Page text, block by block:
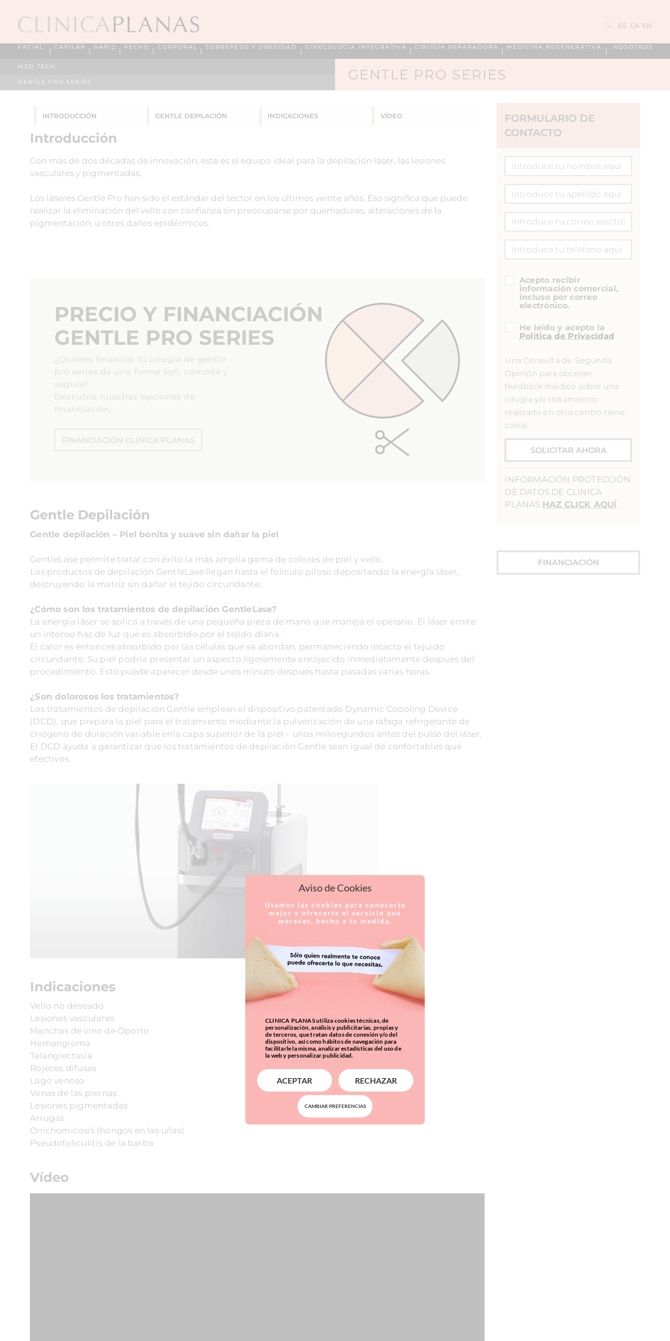
ES CA EN
FACIAL CAPILAR NARIZ PECHO CORPORAL SOBREPESO Y OBESIDAD GINECOLOGÍA INTEGRATIVA CIRUGÍA REPARADORA MEDICINA REGENERATIVA NOSOTROS
MED TECH
GENTLE PRO SERIES GENTLE PRO SERIES
INTRODUCCIÓN GENTLE DEPILACIÓN INDICACIONES VÍDEO
Introducción
Con más de dos décadas de innovación, este es el equipo ideal para la depilación láser, las lesiones
vasculares y pigmentadas.
Los láseres Gentle Pro han sido el estándar del sector en los últimos veinte años. Eso significa que puede
realizar la eliminación del vello con confianza sin preocuparse por quemaduras, alteraciones de la
pigmentación, u otros daños epidérmicos.
PRECIO Y FINANCIACIÓN
GENTLE PRO SERIES
¿Quieres financiar tu cirugía de gentle
pro series de una forma ágil, cómoda y
segura?
Descubre nuestras opciones de
financiación.
FINANCIACIÓN CLÍNICA PLANAS
Gentle Depilación
Gentle depilación – Piel bonita y suave sin dañar la piel
GentleLase permite tratar con éxito la más amplia gama de colores de piel y vello.
Los productos de depilación GentleLase llegan hasta el folículo piloso depositando la energía láser,
destruyendo la matriz sin dañar el tejido circundante:.
¿Cómo son los tratamientos de depilación GentleLase?
La energía láser se aplica a través de una pequeña pieza de mano que maneja el operario. El láser emite
un intenso haz de luz que es absorbido por el tejido diana.
El calor es entonces absorbido por las células que se abordan, permaneciendo intacto el tejuido
circundante. Su piel podría presentar un aspecto ligeramente enrojecido inmediatamente después del
procedimiento. Esto puede aparecer desde unos minuto después hasta pasadas varias horas.
¿Son dolorosos los tratamientos?
Los tratamientos de depilación Gentle emplean el dispositivo patentado Dynamic Coooling Device
(DCD), que prepara la piel para el tratamiento mediante la pulverización de una ráfaga refrigerante de
criógeno de duración variable enla capa superior de la piel – unos milisegundos antes del pulso del láser.
El DCD ayuda a garantizar que los tratamientos de depilación Gentle sean igual de confortables que
efectivos.
Indicaciones
Vello no deseado
Lesiones vasculares
Manchas de vino de Oporto
Hemangioma
Telangiectasia
Rojeces difusas
Lago venoso
Venas de las piernas
Lesiones pigmentadas
Arrugas
Onichomicosis (hongos en las uñas)
Pseudofoliculitis de la barba
Vídeo
FORMULARIO DE
CONTACTO
Acepto recibir
información comercial,
incluso por correo
electrónico.
He leído y acepto la
Política de Privacidad
Una Consulta de Segunda
Opinión para obtener
feedback médico sobre una
cirugía y/o tratamiento
realizado en otro centro tiene
coste.
SOLICITAR AHORA
INFORMACIÓN PROTECCIÓN
DE DATOS DE CLINICA
PLANAS HAZ CLICK AQUÍ
FINANCIACIÓN
Aviso de Cookies
Usamos las cookies para conocerte
mejor y ofrecerte el servicio que
mereces, hecho a tu medida.
CLINICA PLANAS utiliza cookies técnicas, de
personalización, análisis y publicitarias, propias y
de terceros, que tratan datos de conexión y/o del
dispositivo, así como hábitos de navegación para
facilitarle la misma, analizar estadísticas del uso de
la web y personalizar publicidad.
ACEPTAR RECHAZAR
CAMBIAR PREFERENCIAS